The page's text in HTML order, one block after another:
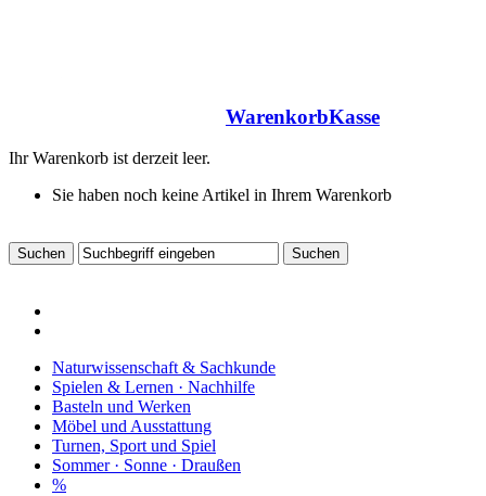
WarenkorbKasse
Ihr Warenkorb ist derzeit leer.
Sie haben noch keine Artikel in Ihrem Warenkorb
Naturwissenschaft & Sachkunde
Spielen & Lernen · Nachhilfe
Basteln und Werken
Möbel und Ausstattung
Turnen, Sport und Spiel
Sommer · Sonne · Draußen
%